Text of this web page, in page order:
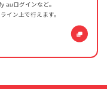
auログインなど。
イン上で行えます。